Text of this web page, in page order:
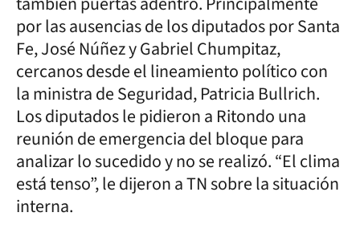
por las ausencias de los diputados por Santa
Fe, José Núñez y Gabriel Chumpitaz,
cercanos desde el lineamiento político con
la ministra de Seguridad, Patricia Bullrich.
Los diputados le pidieron a Ritondo una
reunión de emergencia del bloque para
analizar lo sucedido y no se realizó. “El clima
está tenso”, le dijeron a TN sobre la situación
interna.